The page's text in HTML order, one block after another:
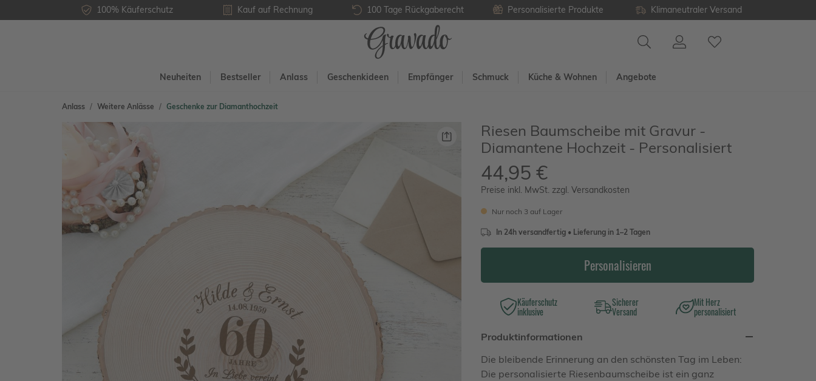
100% Käuferschutz Kauf auf Rechnung 100 Tage Rückgaberecht Personalisierte Produkte Klimaneutraler Versand
Neuheiten Bestseller Anlass Geschenkideen Empfänger Schmuck Küche & Wohnen Angebote
Anlass Weitere Anlässe Geschenke zur Diamanthochzeit
Riesen Baumscheibe mit Gravur -
Diamantene Hochzeit - Personalisiert
44,95 €
Preise inkl. MwSt. zzgl. Versandkosten
Nur noch 3 auf Lager
In 24h versandfertig • Lieferung in 1–2 Tagen
Personalisieren
Käuferschutz
inklusive
Sicherer
Versand
Mit Herz
personalisiert
Produktinformationen
Die bleibende Erinnerung an den schönsten Tag im Leben:
Die personalisierte Riesenbaumscheibe ist ein ganz